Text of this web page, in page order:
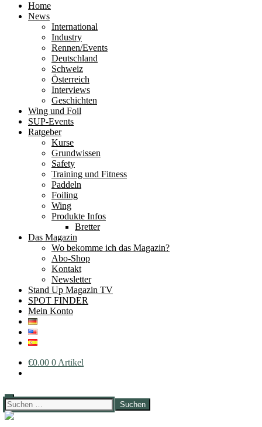
Home
News
International
Industry
Rennen/Events
Deutschland
Schweiz
Österreich
Interviews
Geschichten
Wing und Foil
SUP-Events
Ratgeber
Kurse
Grundwissen
Safety
Training und Fitness
Paddeln
Foiling
Wing
Produkte Infos
Bretter
Das Magazin
Wo bekomme ich das Magazin?
Abo-Shop
Kontakt
Newsletter
Stand Up Magazin TV
SPOT FINDER
Mein Konto
€0.00 0 Artikel
Suchen
nach: